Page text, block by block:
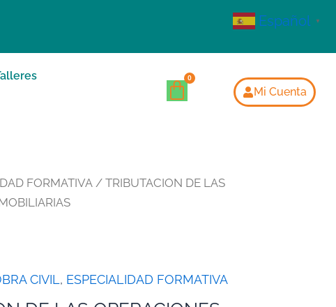
Mi Cuenta
FORMATIVA / TRIBUTACION DE LAS
CIVIL, ESPECIALIDAD FORMATIVA
Español ▼